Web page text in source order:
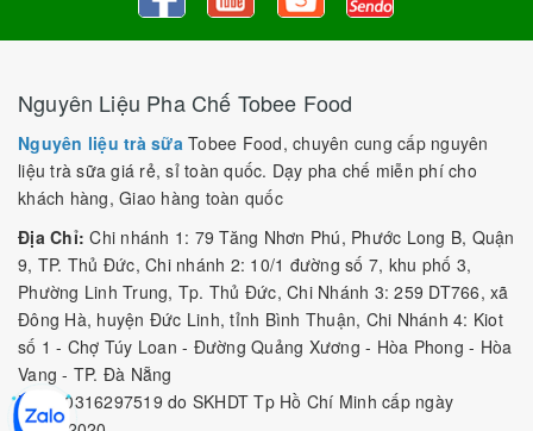
Nguyên Liệu Pha Chế Tobee Food
Nguyên liệu trà sữa Tobee Food, chuyên cung cấp nguyên
liệu trà sữa giá rẻ, sỉ toàn quốc. Dạy pha chế miễn phí cho
khách hàng, Giao hàng toàn quốc
Địa Chỉ: Chi nhánh 1: 79 Tăng Nhơn Phú, Phước Long B, Quận
9, TP. Thủ Đức, Chi nhánh 2: 10/1 đường số 7, khu phố 3,
Phường Linh Trung, Tp. Thủ Đức, Chi Nhánh 3: 259 DT766, xã
Đông Hà, huyện Đức Linh, tỉnh Bình Thuận, Chi Nhánh 4: Kiot
số 1 - Chợ Túy Loan - Đường Quảng Xương - Hòa Phong - Hòa
Vang - TP. Đà Nẵng
MST:
0316297519 do SKHDT Tp Hồ Chí Minh cấp ngày